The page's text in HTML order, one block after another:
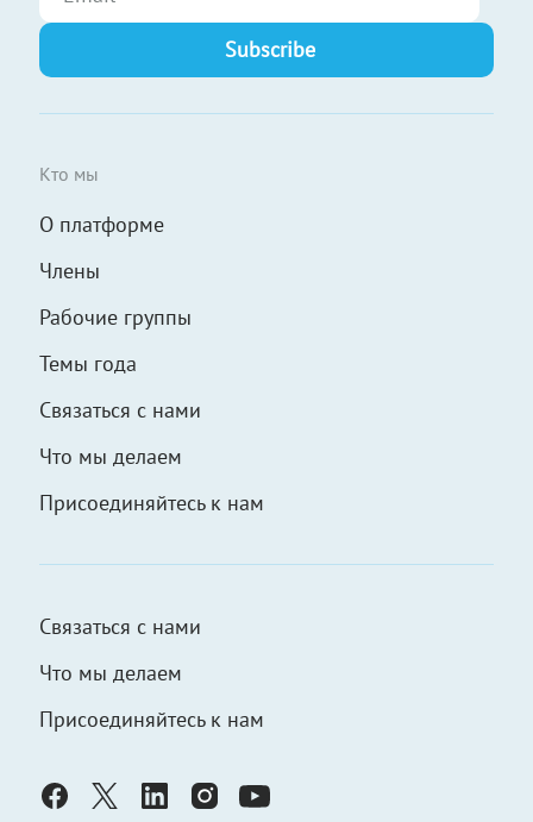
Кто мы
О платформе
Члены
Рабочие группы
Темы года
Связаться с нами
Что мы делаем
Присоединяйтесь к нам
Связаться с нами
Что мы делаем
Присоединяйтесь к нам